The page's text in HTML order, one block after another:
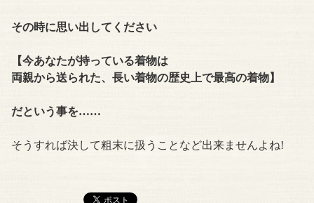
その時に思い出してください
【今あなたが持っている着物は
両親から送られた、長い着物の歴史上で最高の着物】
だという事を……
そうすれば決して粗末に扱うことなど出来ませんよね!